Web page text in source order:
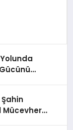
Mücevher